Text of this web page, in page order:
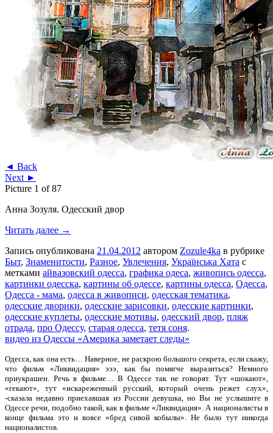
◄ Back
Next ►
Picture 1 of 87
Анна Зозуля. Одесский двор
Читать далее →
Запись опубликована 21.04.2012 автором Zozule4ka в рубрике
Быт, Знаменитости, Разное, Увлечения, Українська Хата с
метками айвазовский одесса, графика одеса, живопись одесса,
картинки одесска, картины об одессе, картины одесса, Одесса,
Одесса - мама, одесса в живописи, одесская тематика,
одесские дворики, одесские зарисовки, одесские картинки,
одесские куплеты, одесские мотивы, одесский двор, пляж
отрада, про Одессу, старая одесса, тетя соня.
видео из Одессы «Америка заметает следы»
Одесса, как она есть… Наверное, не раскрою большого секрета, если скажу,
что фильм «Ликвидация» эээ, как бы помягче выразиться? Немного
приукрашен. Речь в фильме… В Одессе так не говорят. Тут «шокают»,
«гекают», тут «искареженный русский, который очень режет слух»,
-сказала недавно приехавшая из России девушка, но Вы не услышите в
Одессе речи, подобно такой, как в фильме «Ликвидация». А националисты в
конце фильма это и вовсе «бред сивой кобылы». Не было тут никогда
националистов.